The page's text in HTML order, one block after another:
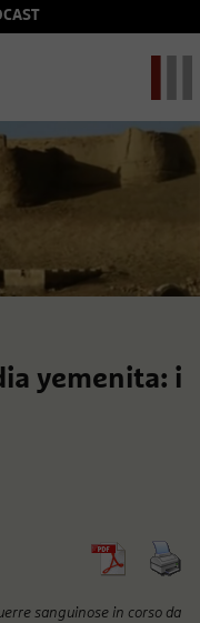
yemenita: i
sanguinose in corso da